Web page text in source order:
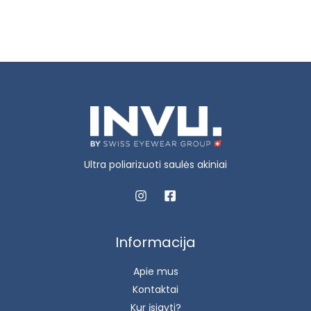
Ultra poliarizuoti saulės akiniai
Informacija
Apie mus
Kontaktai
Kur įsigyti?